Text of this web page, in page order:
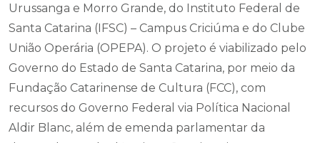
Urussanga e Morro Grande, do Instituto Federal de
Santa Catarina (IFSC) – Campus Criciúma e do Clube
União Operária (OPEPA). O projeto é viabilizado pelo
Governo do Estado de Santa Catarina, por meio da
Fundação Catarinense de Cultura (FCC), com
recursos do Governo Federal via Política Nacional
Aldir Blanc, além de emenda parlamentar da